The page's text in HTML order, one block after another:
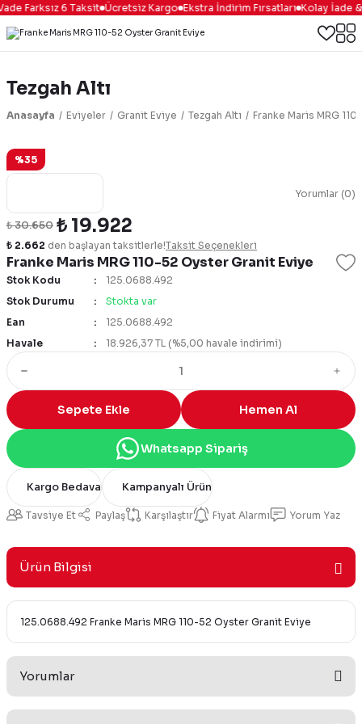
Farksız 6 Taksit Ücretsiz Kargo Ekstra İndirim Fırsatları Kolay İade &
Tezgah Altı
Anasayfa Eviyeler Granit Eviye Tezgah Altı Franke Maris MRG
%35
Yorumlar (0)
Franke Maris MRG 110-52 Oyster Granit Eviye
₺ 30.650 ₺ 19.922
₺ 2.662 den başlayan taksitlerle!Taksit Seçenekleri
Stok Kodu
125.0688.492
Stok Durumu
Stokta var
Ean
125.0688.492
Havale
18.926,37 TL (%5,00 havale indirimi)
Sepete Ekle Hemen Al
Whatsapp Sipariş
Kargo Bedava Kampanyalı Ürün
Tavsiye Et Paylaş Karşılaştır Fiyat Alarmı Yorum Yaz
Ürün Bilgisi
125.0688.492 Franke Maris MRG 110-52 Oyster Granit Eviye
Yorumlar